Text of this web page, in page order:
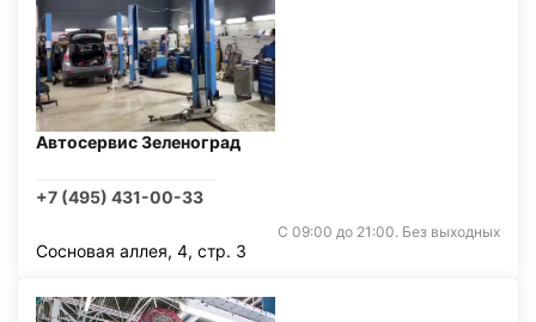
Автосервис Зеленоград
+7 (495) 431-00-33
С 09:00 до 21:00. Без выходных
Сосновая аллея, 4, стр. 3